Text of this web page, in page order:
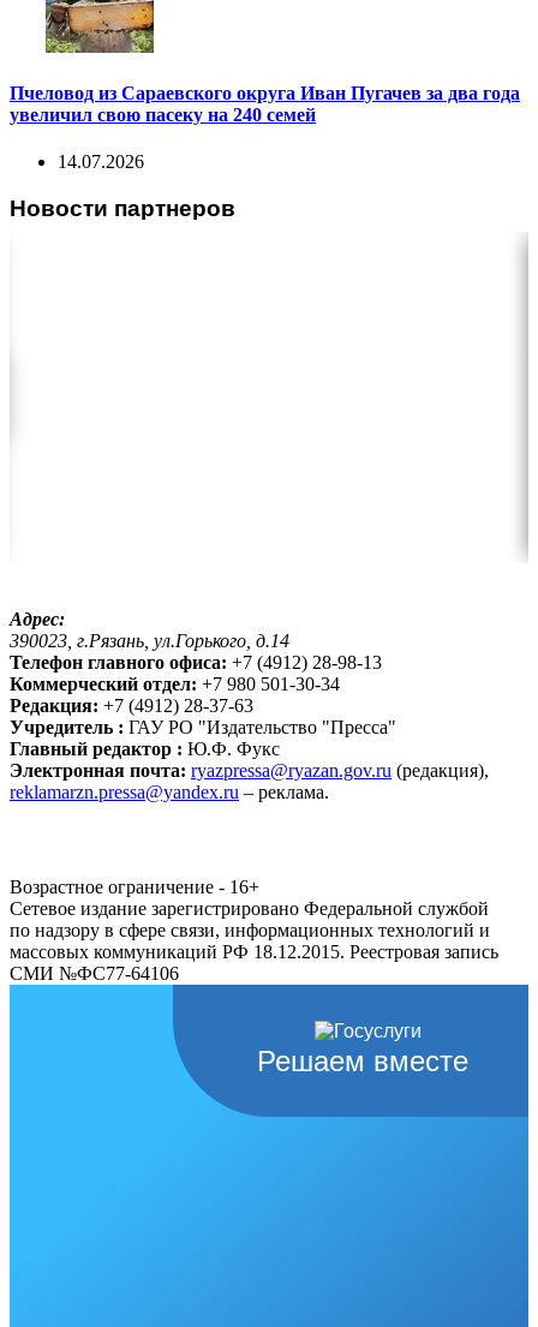
Пчеловод из Сараевского округа Иван Пугачев за два года
увеличил свою пасеку на 240 семей
14.07.2026
Новости партнеров
Адрес:
390023, г.Рязань, ул.Горького, д.14
Телефон главного офиса: +7 (4912) 28-98-13
Коммерческий отдел: +7 980 501-30-34
Редакция: +7 (4912) 28-37-63
Учредитель : ГАУ РО "Издательство "Пресса"
Главный редактор : Ю.Ф. Фукс
Электронная почта: ryazpressa@ryazan.gov.ru (редакция),
reklamarzn.pressa@yandex.ru – реклама.
Возрастное ограничение - 16+
Сетевое издание зарегистрировано Федеральной службой
по надзору в сфере связи, информационных технологий и
массовых коммуникаций РФ 18.12.2015. Реестровая запись
СМИ №ФС77-64106
Решаем вместе